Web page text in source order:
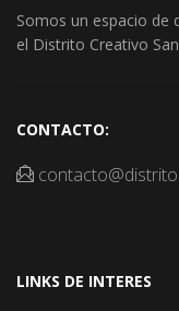
Somos un espacio de
el Distrito Creativo
CONTACTO:
LINKS DE INTERES